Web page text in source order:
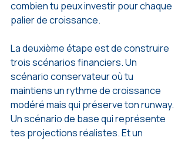
combien tu peux investir pour chaque
palier de croissance.
La deuxième étape est de construire
trois scénarios financiers. Un
scénario conservateur où tu
maintiens un rythme de croissance
modéré mais qui préserve ton runway.
Un scénario de base qui représente
tes projections réalistes. Et un